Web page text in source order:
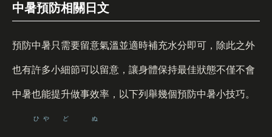
中暑預防相關日文
預防中暑只需要留意氣溫並適時補充水分即可，除此之外
也有許多小細節可以留意，讓身體保持最佳狀態不僅不會
中暑也能提升做事效率，以下列舉幾個預防中暑小技巧。
ひや ど ぬ